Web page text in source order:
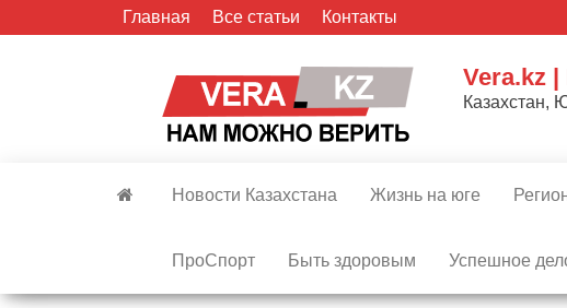
Главная Все статьи Контакты
Vera.kz
Казахстан,
Новости Казахстана Жизнь на юге
ПроСпорт Быть здоровым Успешное